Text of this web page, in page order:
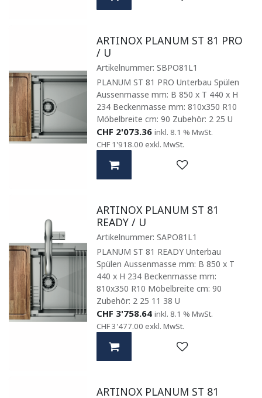
ARTINOX PLANUM ST 81 PRO
/ U
Artikelnummer:SBPO81L1
PLANUM ST 81 PRO Unterbau Spülen
Aussenmasse mm: B 850 x T 440 x H
234 Beckenmasse mm: 810x350 R10
Möbelbreite cm: 90 Zubehör: 2 25 U
CHF 2'073.36 inkl. 8.1 % MwSt.
CHF 1'918.00 exkl. MwSt.
ARTINOX PLANUM ST 81
READY / U
Artikelnummer:SAPO81L1
PLANUM ST 81 READY Unterbau
Spülen Aussenmasse mm: B 850 x T
440 x H 234 Beckenmasse mm:
810x350 R10 Möbelbreite cm: 90
Zubehör: 2 25 11 38 U
CHF 3'758.64 inkl. 8.1 % MwSt.
CHF3'477.00 exkl. MwSt.
ARTINOX PLANUM ST 81